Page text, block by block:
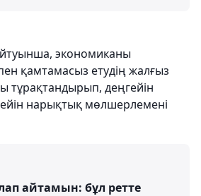
экономиканы
қамтамасыз етудің жалғыз
тұрақтандырып, деңгейін
нарықтық мөлшерлемені
айтамын: бұл ретте